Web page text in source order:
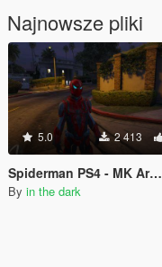
Najnowsze pliki
5.0 2 413
Spiderman PS4 - MK Armor III
By in the dark